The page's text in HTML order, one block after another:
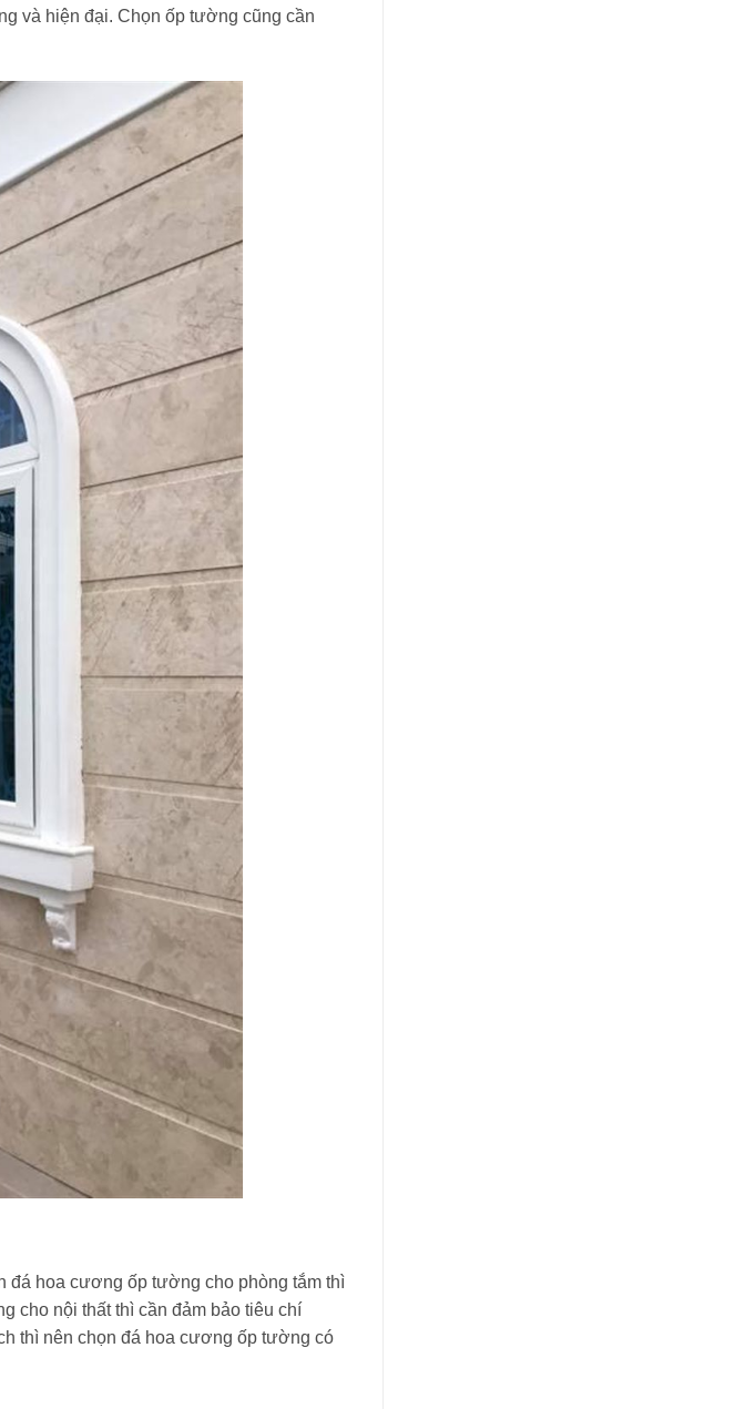
và hiện đại. Chọn ốp tường cũng cần
đá hoa cương ốp tường cho phòng tắm thì
cho nội thất thì cần đảm bảo tiêu chí
thì nên chọn đá hoa cương ốp tường có